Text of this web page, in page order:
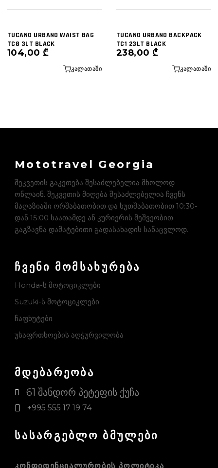
TUCANO URBANO WAIST BAG
TC8 3LT BLACK
104,00 ₾
ᲙᲐᲚᲐᲗᲐᲨᲘ
TUCANO URBANO BACKPACK
TC1 23LT BLACK
238,00 ₾
ᲙᲐᲚᲐᲗᲐᲨᲘ
Mototravel Georgia
შეკვეთის გაკეთება შესაძლებელია მხოლოდ
ონლაინ. შეკვეთის მიღება შესაძლებელია ჩვენს
მაღაზიაში ორშაბათობით და ხუთშაბათობით 10:30-
დან 15:00 საათამდე ან კურიერის მეშვეობით
გაგზავნა დამატებითი გადასახადის სანაცვლოდ.
ჩვენი მომსახურება
Honda-ს მოტოციკლები
Suzuki-ს მოტოციკლები
ჩაფხუტები
უსაფრთხოების აღჭურვილობა
მდებარეობა
61 შანდორ პეტეფის ქუჩა
+995 555 17 19 74
სასარგებლო ბმულები
ᲙᲝᲜᲤᲘᲓᲔᲜᲪᲘᲐᲚᲣᲠᲝᲑᲘᲡ ᲞᲝᲚᲘᲢᲘᲙᲐ